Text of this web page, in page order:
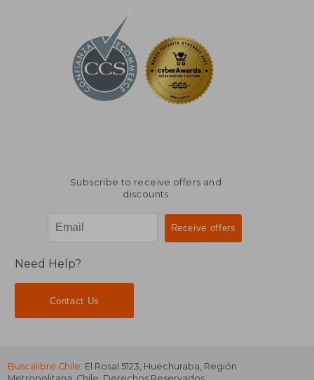
Subscribe to receive offers and
discounts
Need Help?
Contact Us
Buscalibre Chile: El Rosal 5123, Huechuraba, Región